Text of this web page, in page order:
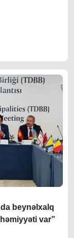
beynəlxalq
var”